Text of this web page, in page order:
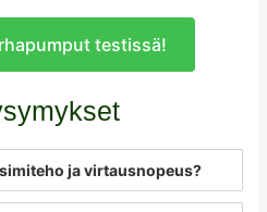
testissä!
ja virtausnopeus?